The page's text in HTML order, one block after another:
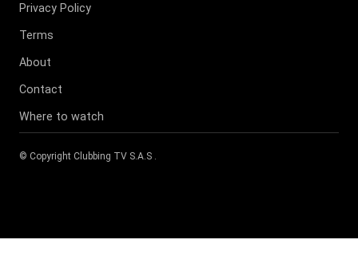
Privacy Policy
Terms
About
Contact
Where to watch
© Copyright Clubbing TV S.A.S .